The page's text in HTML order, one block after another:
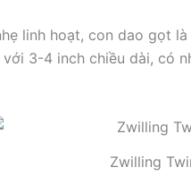
linh hoạt, con dao gọt
3-4 inch chiều dài, có
Zwilling